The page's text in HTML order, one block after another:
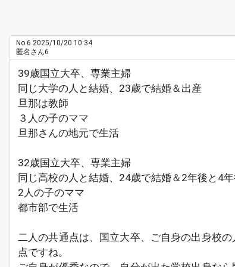
No.6 2025/10/20 10:34
匿名さん6
39歳国立大卒、専業主婦
同じ大学の人と結婚、23歳で結婚＆出産
旦那は教師
３人の子のママ
旦那さんの地元で生活
32歳国立大卒、専業主婦
同じ高校の人と結婚、24歳で結婚＆2年後と4
2人の子のママ
都市部で生活
二人の共通点は、国立大卒、ご自身の出身校
点ですね。